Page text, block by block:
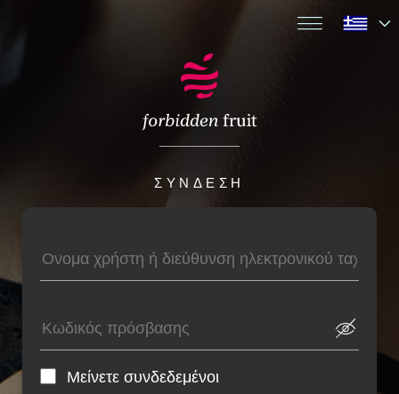
ΣΎΝΔΕΣΗ
Μείνετε συνδεδεμένοι